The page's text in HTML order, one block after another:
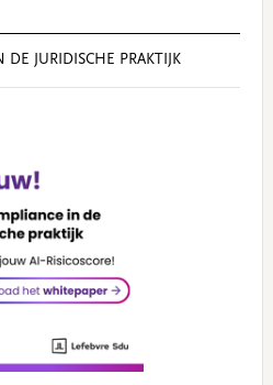
DE JURIDISCHE PRAKTIJK